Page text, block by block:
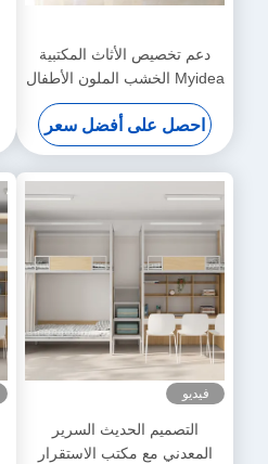
دعم تخصيص الأثاث المكتبية
Myidea الخشب الملون الأطفال
سرير مستوى للروضة
احصل على أفضل سعر
فيديو
التصميم الحديث السرير
المعدني مع مكتب الاستقرار